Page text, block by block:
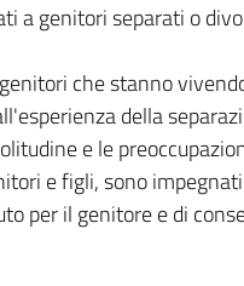
a genitori separati o
che stanno
della
e le
e figli, sono
per il genitore e di